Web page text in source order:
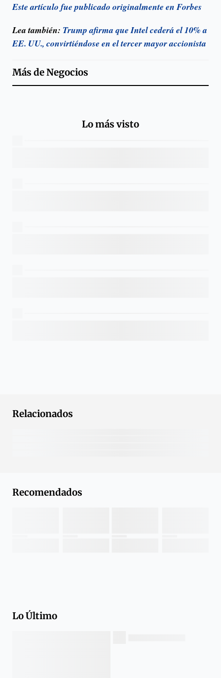
Este artículo fue publicado originalmente en Forbes
Lea también: Trump afirma que Intel cederá el 10% a
EE. UU., convirtiéndose en el tercer mayor accionista
Más deNegocios
Lo más visto
Relacionados
Recomendados
Lo Último